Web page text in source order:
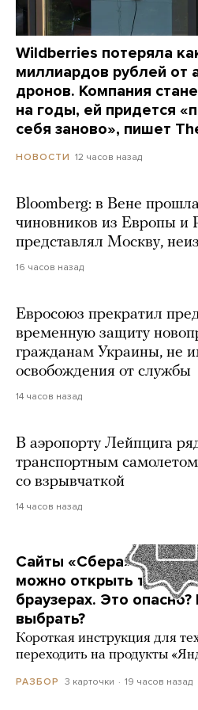
Wildberries потеряла
миллиардов рублей от
дронов. Компания
на годы, ей придется
себя заново», пишет
НОВОСТИ 12 часов назад
Bloomberg: в Вене
чиновников из Европы и
представлял Москву,
16 часов назад
Евросоюз прекратил
временную защиту
гражданам Украины, не
освобождения от службы
14 часов назад
В аэропорту Лейпцига
транспортным
со взрывчаткой
14 часов назад
Сайты «Сбера» и
можно открыть только
браузерах. Это
выбрать?
Короткая инструкция для
переходить на продукты
РАЗБОР 3 карточки 19 часов назад